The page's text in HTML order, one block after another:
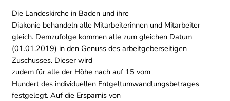
Die Landeskirche in Baden und ihre
Diakonie behandeln alle Mitarbeiterinnen und Mitarbeiter
gleich. Demzufolge kommen alle zum gleichen Datum
(01.01.2019) in den Genuss des arbeitgeberseitigen
Zuschusses. Dieser wird
zudem für alle der Höhe nach auf 15 vom
Hundert des individuellen Entgeltumwandlungsbetrages
festgelegt. Auf die Ersparnis von